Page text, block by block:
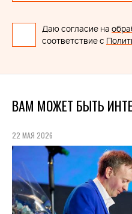
Даю согласие на
соответствие с
ВАМ МОЖЕТ БЫТЬ
22 МАЯ 2026